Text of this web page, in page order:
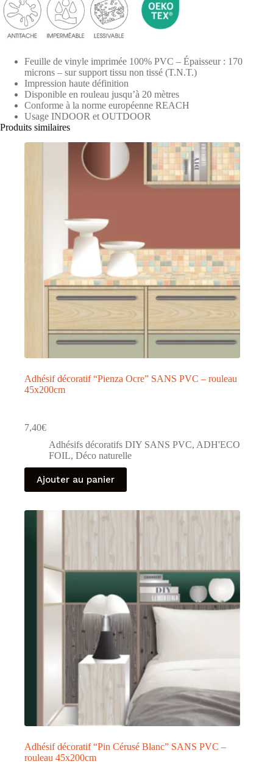
Feuille de vinyle imprimée 100% PVC – Épaisseur : 170
microns – sur support tissu non tissé (T.N.T.)
Impression haute définition
Disponible en rouleau jusqu’à 20 mètres
Conforme à la norme européenne REACH
Usage INDOOR et OUTDOOR
Produits similaires
Adhésif décoratif “Pienza Ocre” SANS PVC – rouleau
45x200cm
7,40€
Adhésifs décoratifs DIY SANS PVC, ADH'ECO
FOIL, Déco naturelle
Ajouter au panier
Adhésif décoratif “Pin Cérusé Blanc” SANS PVC –
rouleau 45x200cm